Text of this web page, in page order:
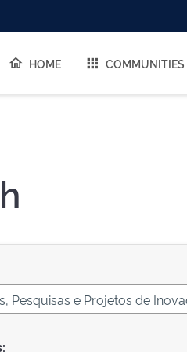
HOME COMMUNITIES